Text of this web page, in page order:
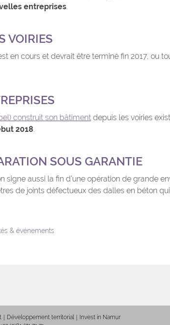
entreprises.
VOIRIES
en cours et devrait être terminé fin 2017, ou
construit son bâtimentdepuis les voiries
2018
SOUS GARANTIE
signe aussi la fin d’une opération de grande
de joints défectueux des dalles en béton
& événements
Développement territorial
Invest in Namur